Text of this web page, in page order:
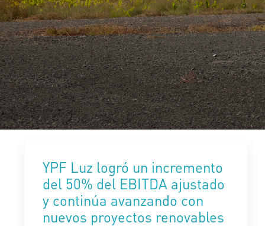
YPF Luz logró un incremento
del 50% del EBITDA ajustado
y continúa avanzando con
nuevos proyectos renovables